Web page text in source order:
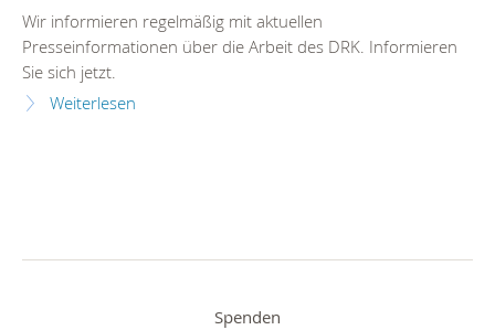
Wir informieren regelmäßig mit aktuellen
Presseinformationen über die Arbeit des DRK. Informieren
Sie sich jetzt.
Weiterlesen
Spenden